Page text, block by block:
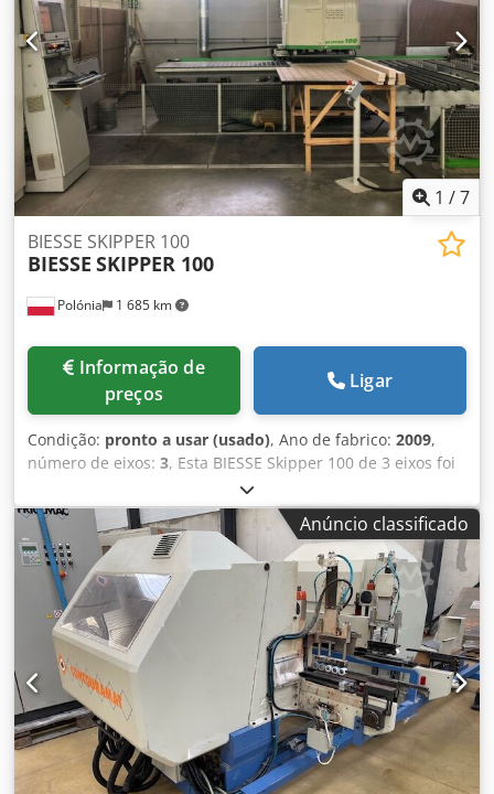
1 /7
Polónia 1 685 km
BIESSE SKIPPER 100
BIESSE SKIPPER 100
preços
Ligar
Condição: pronto a usar (usado), Ano de fabrico: 2009,
número de eixos: 3, Esta BIESSE Skipper 100 de 3 eixos foi
fabricada em 2009. Apresenta uma área de trabalho
versátil, com um comprimento máximo de 3 000 mm e
uma largura de 1 000 mm. A máquina está equipada com
78 fusos de perfuração independentes, o que permite uma
perfuração vertical e horizontal eficiente, bem como
capacidades de fresagem e ranhuramento. Se procura
obter capacidades de processamento CNC de alta
qualidade, considere a máquina BIESSE Skipper 100 que
temos à venda. Contacte-nos para mais informações. •
Capacidade de peça • Comprimento: 90 – 3 000 mm •
Largura: 70 – 1 000 mm • Espessura: 8 – 60 mm • Áreas de
trabalho • Eixo X • Perfuração vertical: 0 – 3 000 mm •
Perfuração horizontal (eixos X e Y): 0 – 3 000 mm •
Fresagem contínua: 0 – 2 500 mm • Fresagem parcial: 0 – 3
Anúncio classificado